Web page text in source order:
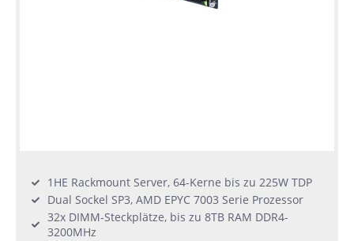
1HE Rackmount Server, 64-Kerne bis zu 225W TDP
Dual Sockel SP3, AMD EPYC 7003 Serie Prozessor
32x DIMM-Steckplätze, bis zu 8TB RAM DDR4-
3200MHz